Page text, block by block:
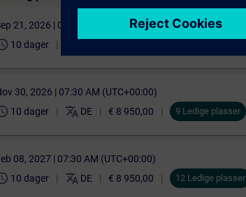
21, 2026 | 06:30 AM (UTC+00:00)
10 dager
30, 2026 | 07:30 AM (UTC+00:00)
10 dager translate DE € 8 950,00 9 Ledige plasser
08, 2027 | 07:30 AM (UTC+00:00)
10 dager translate DE € 8 950,00 12 Ledige plasser